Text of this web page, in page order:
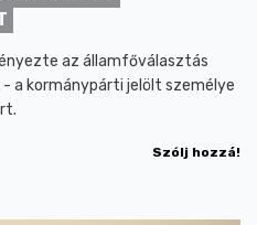
az államfőválasztás
a kormánypárti jelölt személye
Szólj hozzá!